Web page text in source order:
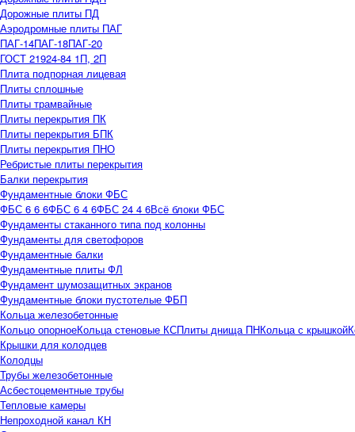
Дорожные плиты ПД
Аэродромные плиты ПАГ
ПАГ-14ПАГ-18ПАГ-20
ГОСТ 21924-84 1П, 2П
Плита подпорная лицевая
Плиты сплошные
Плиты трамвайные
Плиты перекрытия ПК
Плиты перекрытия БПК
Плиты перекрытия ПНО
Ребристые плиты перекрытия
Балки перекрытия
Фундаментные блоки ФБС
ФБС 6 6 6ФБС 6 4 6ФБС 24 4 6Всё блоки ФБС
Фундаменты стаканного типа под колонны
Фундаменты для светофоров
Фундаментные балки
Фундаментные плиты ФЛ
Фундамент шумозащитных экранов
Фундаментные блоки пустотелые ФБП
Кольца железобетонные
Кольцо опорноеКольца стеновые КСПлиты днища ПНКольца с крышкой
Крышки для колодцев
Колодцы
Трубы железобетонные
Асбестоцементные трубы
Тепловые камеры
Непроходной канал КН